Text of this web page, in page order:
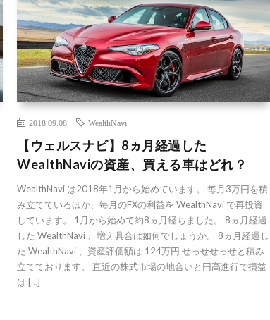
2018.09.08 WealthNavi
【ウェルスナビ】8ヵ月経過した
WealthNaviの資産、買える車はどれ？
WealthNavi は2018年1月から始めています。 毎月3万円を積
み立てているほか、毎月のFXの利益を WealthNavi で再投資
しています。 1月から始めて約8ヵ月経ちました。 8ヵ月経過
した WealthNavi 、増え具合は如何でしょうか。 8ヵ月経過し
た WealthNavi 、資産評価額は 124万円 せっせせっせと積み
立てております。 直近の株式市場の地合いと円高進行で損益
は […]